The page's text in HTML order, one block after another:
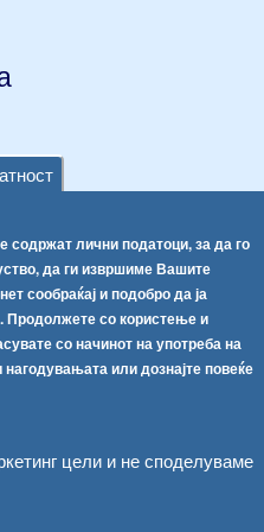
лични податоци, за да го
да ги извршиме Вашите
сообраќај и подобро да ја
Продолжете со користење и
со начинот на употреба на
или дознајте повеќе
цели и не споделуваме